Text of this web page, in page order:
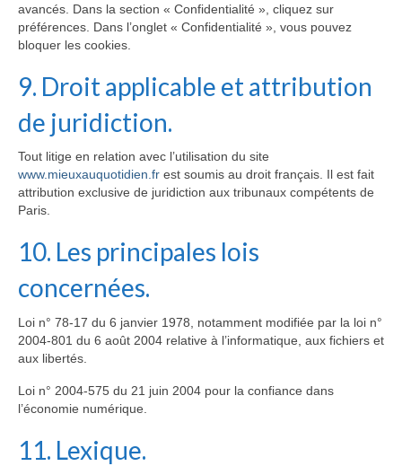
avancés. Dans la section « Confidentialité », cliquez sur
préférences. Dans l’onglet « Confidentialité », vous pouvez
bloquer les cookies.
9. Droit applicable et attribution
de juridiction.
Tout litige en relation avec l’utilisation du site
www.mieuxauquotidien.fr est soumis au droit français. Il est fait
attribution exclusive de juridiction aux tribunaux compétents de
Paris.
10. Les principales lois
concernées.
Loi n° 78-17 du 6 janvier 1978, notamment modifiée par la loi n°
2004-801 du 6 août 2004 relative à l’informatique, aux fichiers et
aux libertés.
Loi n° 2004-575 du 21 juin 2004 pour la confiance dans
l’économie numérique.
11. Lexique.